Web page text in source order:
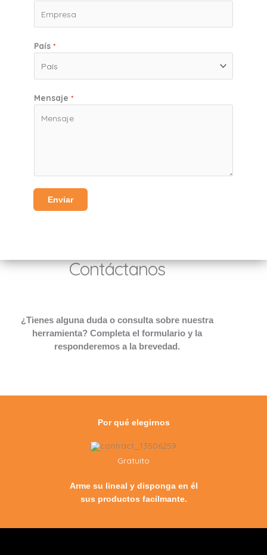
Contáctanos
¿Tienes alguna duda o consulta sobre nuestra
herramienta? Completa el formulario y la
responderemos a la brevedad.
País *
Mensaje *
Enviar
Por qué elegirnos
Gratuito
Arme su lineal y disponga en él
sus productos facilmante.